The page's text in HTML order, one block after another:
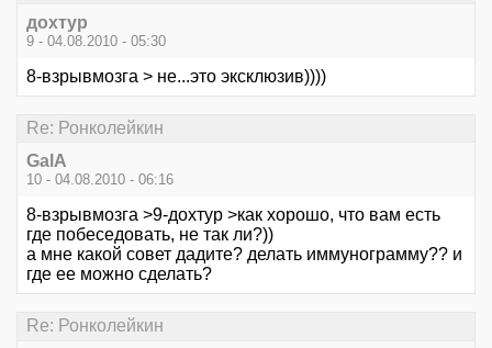
дохтур
9 - 04.08.2010 - 05:30
8-взрывмозга > не...это эксклюзив))))
Re: Ронколейкин
GalA
10 - 04.08.2010 - 06:16
8-взрывмозга >9-дохтур >как хорошо, что вам есть
где побеседовать, не так ли?))
а мне какой совет дадите? делать иммунограмму?? и
где ее можно сделать?
Re: Ронколейкин